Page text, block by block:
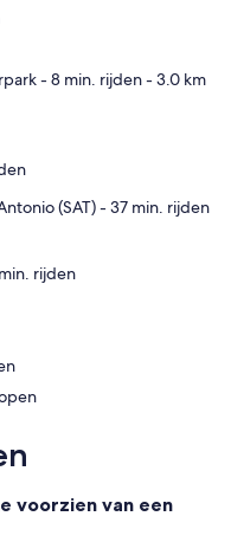
**heated pool with spa
dining. A full bathroom
PoolHaus. Outdoor seating
find comfortable seating
coolers and towels and
River from the top of the
steps take you directly to
board, or tube directly
reunions,
- 8 min. rijden- 3.0 km
(SAT) - 37 min. rijden
Restaurant & Bar - ‬3 min. rijden
‬13 min. lopen
voorzien van een